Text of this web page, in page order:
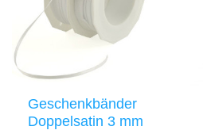
Geschenkbänder
Doppelsatin 3 mm